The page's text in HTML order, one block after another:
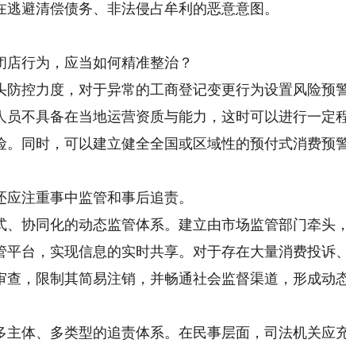
避清偿债务、非法侵占牟利的恶意意图。
行为，应当如何精准整治？
控力度，对于异常的工商登记变更行为设置风险预
不具备在当地运营资质与能力，这时可以进行一定
同时，可以建立健全全国或区域性的预付式消费预
注重事中监管和事后追责。
协同化的动态监管体系。建立由市场监管部门牵头
台，实现信息的实时共享。对于存在大量消费投诉
，限制其简易注销，并畅通社会监督渠道，形成动
体、多类型的追责体系。在民事层面，司法机关应